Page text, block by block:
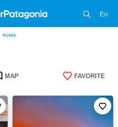
En
Hotels
MAP FAVORITE